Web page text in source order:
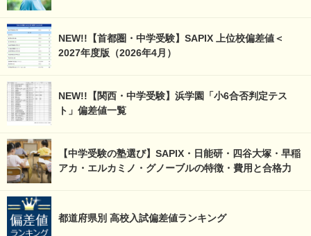
NEW!!【首都圏・中学受験】SAPIX 上位校偏差値＜
2027年度版（2026年4月）
NEW!!【関西・中学受験】浜学園「小6合否判定テス
ト」偏差値一覧
【中学受験の塾選び】SAPIX・日能研・四谷大塚・早稲
アカ・エルカミノ・グノーブルの特徴・費用と合格力
都道府県別 高校入試偏差値ランキング